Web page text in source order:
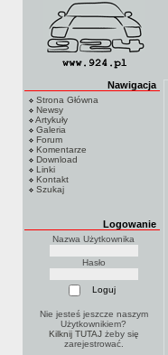
Nawigacja
Strona Główna
Newsy
Artykuły
Galeria
Forum
Komentarze
Download
Linki
Kontakt
Szukaj
Logowanie
Nazwa Użytkownika
Hasło
Nie jesteś jeszcze naszym
Użytkownikiem?
Kilknij TUTAJżeby się
zarejestrować.